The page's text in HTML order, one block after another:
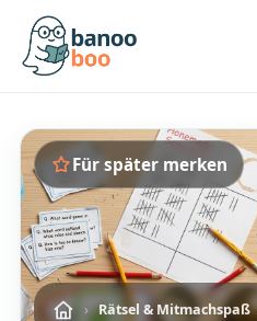
› Rätsel & Mitmachspaß
Für später merken